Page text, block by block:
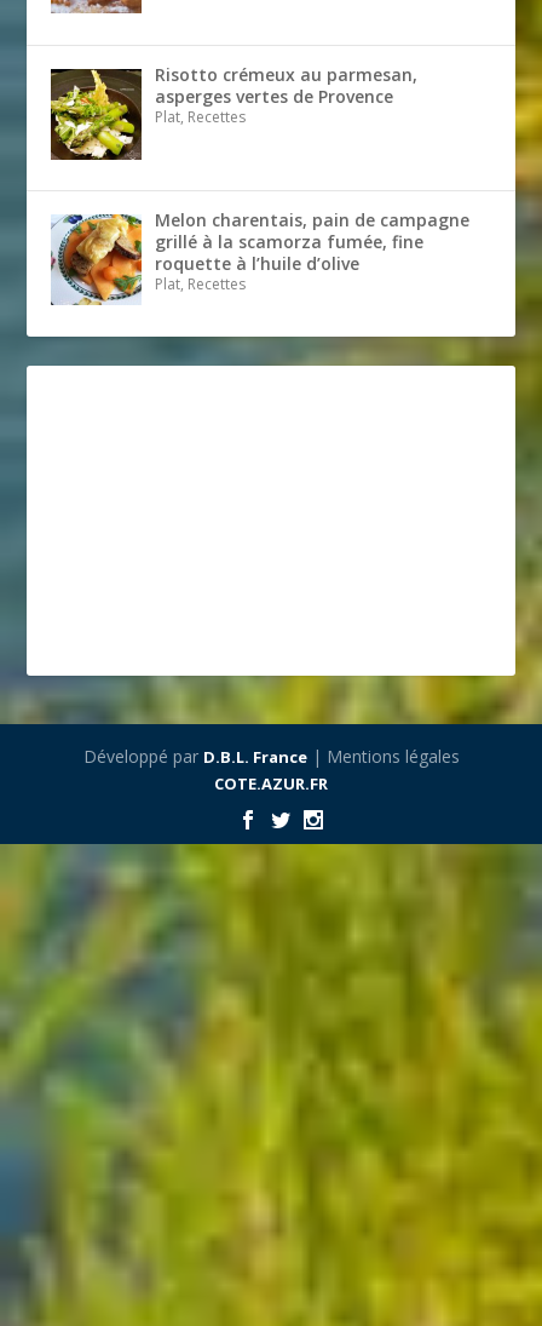
Risotto crémeux au parmesan,
asperges vertes de Provence
Plat, Recettes
Melon charentais, pain de campagne
grillé à la scamorza fumée, fine
roquette à l’huile d’olive
Plat, Recettes
Développé par D.B.L. France| Mentions légales
COTE.AZUR.FR